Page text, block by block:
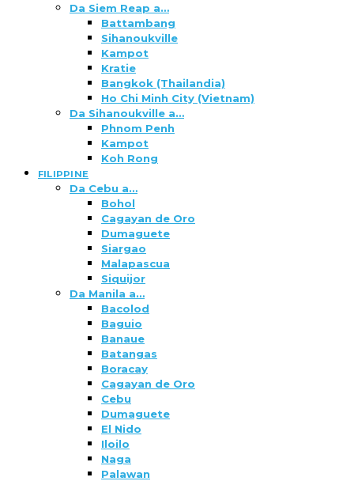
Da Siem Reap a…
Battambang
Sihanoukville
Kampot
Kratie
Bangkok (Thailandia)
Ho Chi Minh City (Vietnam)
Da Sihanoukville a…
Phnom Penh
Kampot
Koh Rong
FILIPPINE
Da Cebu a…
Bohol
Cagayan de Oro
Dumaguete
Siargao
Malapascua
Siquijor
Da Manila a…
Bacolod
Baguio
Banaue
Batangas
Boracay
Cagayan de Oro
Cebu
Dumaguete
El Nido
Iloilo
Naga
Palawan